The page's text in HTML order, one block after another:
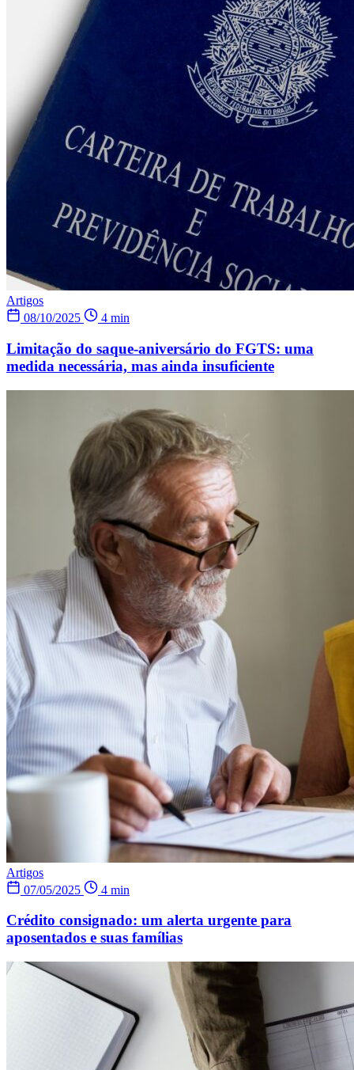
Artigos
08/10/2025
4 min
Limitação do saque-aniversário do FGTS: uma
medida necessária, mas ainda insuficiente
Artigos
07/05/2025
4 min
Crédito consignado: um alerta urgente para
aposentados e suas famílias